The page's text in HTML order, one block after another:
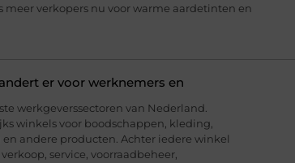
verkopers nu voor warme aardetinten en
er voor werknemers en
werkgeverssectoren van Nederland.
winkels voor boodschappen, kleding,
andere producten. Achter iedere winkel
service, voorraadbeheer,